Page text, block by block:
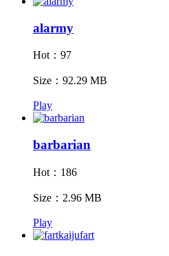
alarmy
Hot：97
Size：92.29 MB
Play
barbarian
Hot：186
Size：2.96 MB
Play